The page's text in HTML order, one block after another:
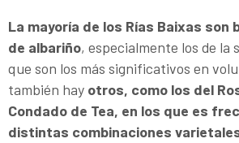
La mayoría de los Rías Baixas son
de albariño, especialmente los de la
que son los más significativos en
también hay otros, como los del
Condado de Tea, en los que es
distintas combinaciones